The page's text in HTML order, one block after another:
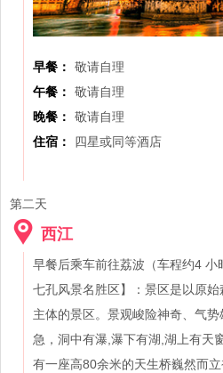
早餐：
敬请自理
午餐：
敬请自理
晚餐：
敬请自理
住宿：
四星或同等酒店
第二天
西江
早餐后乘车前往荔波（车程约4
七孔风景名胜区】：景区是以原
主体的景区。景观峻险神奇、气
急，洞中有瀑,瀑下有湖,湖上有天
有一座高80余米的天生桥巍然而